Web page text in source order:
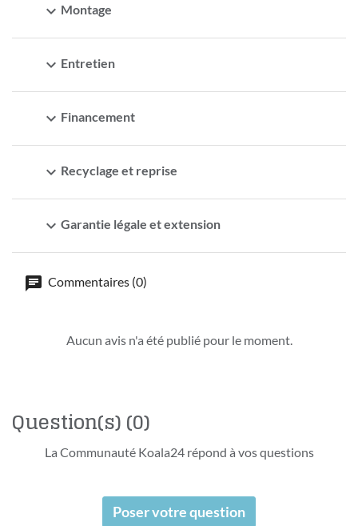
expand_more Montage
expand_more Entretien
expand_more Financement
expand_more Recyclage et reprise
expand_more Garantie légale et extension
Commentaires (0)
Aucun avis n'a été publié pour le moment.
Question(s)(0)
La Communauté Koala24 répond à vos questions
Poser votre question